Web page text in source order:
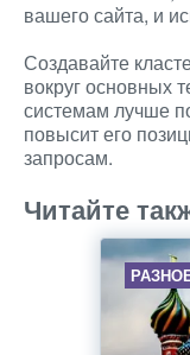
вашего сайта, и
Создавайте
вокруг основных
системам лучше
повысит его
запросам.
Читайте